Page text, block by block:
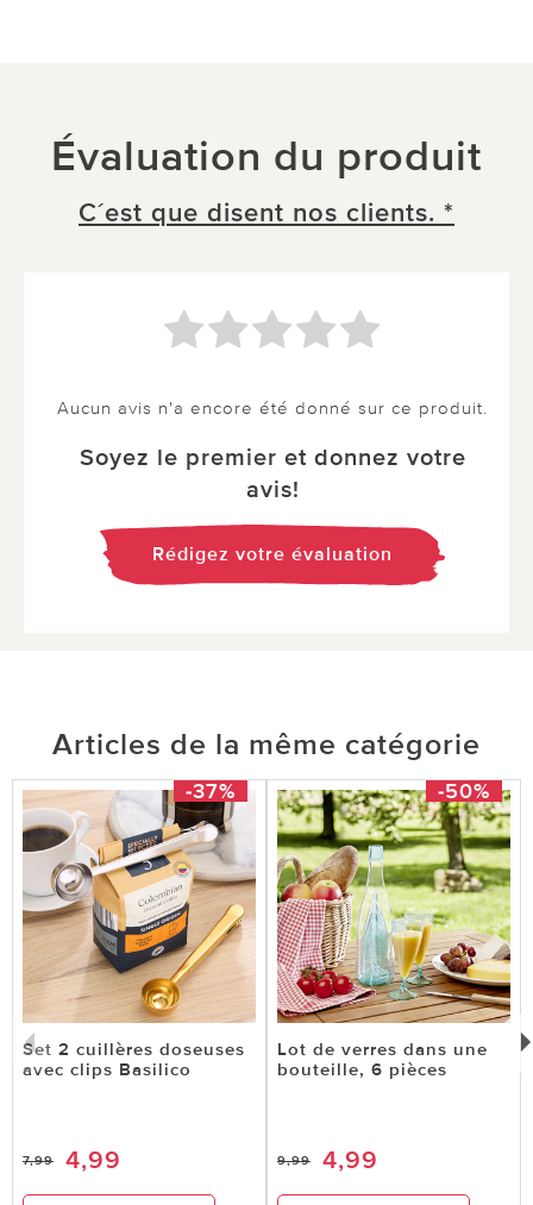
Évaluation du produit
C´est que disent nos clients. *
Aucun avis n'a encore été donné sur ce produit.
Soyez le premier et donnez votre
avis!
Rédigez votre évaluation
Articles de la même catégorie
-37%
Set 2 cuillères doseuses
avec clips Basilico
7,99 4,99
-50%
Lot de verres dans une
bouteille, 6 pièces
9,99 4,99